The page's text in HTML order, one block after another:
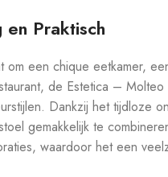
Praktisch
om een chique eetkamer,
de Estetica –
Dankzij het tijdloze
gemakkelijk te
waardoor het een